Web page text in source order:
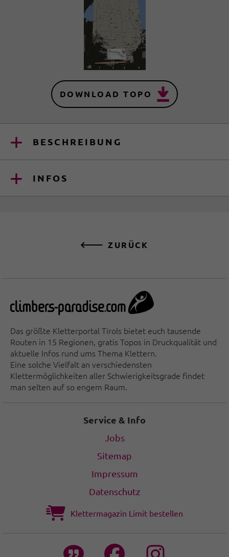
DOWNLOAD TOPO
BESCHREIBUNG
INFOS
ZURÜCK
Das größte Kletterportal Tirols bietet euch tausende
Routen in 15 Regionen, gratis Topos in Druckqualität und
aktuelle Infos rund ums Thema Klettern.
Eine solche Vielfalt an verschiedensten
Klettermöglichkeiten aller Schwierigkeitsgrade findet
man selten auf so engem Raum.
Service & Info
Jobs
Sitemap
Impressum
Datenschutz
Klettermagazin Limit bestellen